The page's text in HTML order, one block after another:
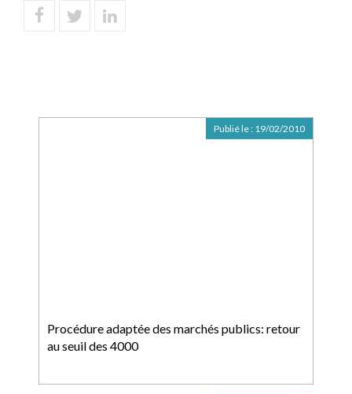
Procédure adaptée des marchés publics: retour
au seuil des 4000
Publié le : 19/02/2010